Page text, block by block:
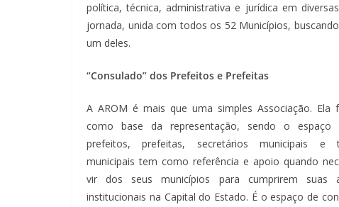
política, técnica, administrativa e jurídica em
jornada, unida com todos os 52 Municípios,
um deles.
“Consulado” dos Prefeitos e Prefeitas
A AROM é mais que uma simples Associação. Ela
como base da representação, sendo o espaço
prefeitos, prefeitas, secretários municipais e
municipais tem como referência e apoio quando
vir dos seus municípios para cumprirem suas
institucionais na Capital do Estado. É o espaço de